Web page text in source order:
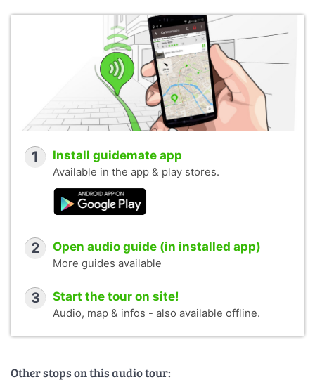
1 Install guidemate app
Available in the app & play stores.
2 Open audio guide (in installed app)
More guides available
3 Start the tour on site!
Audio, map & infos - also available offline.
Other stops on this audio tour: